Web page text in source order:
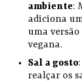
ambiente:
adiciona
uma
vegana.
Sal a gosto
realçar os